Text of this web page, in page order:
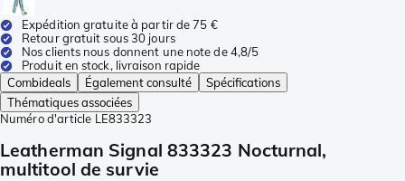
Expédition gratuite à partir de 75 €
Retour gratuit sous 30 jours
Nos clients nous donnent une note de 4,8/5
Produit en stock, livraison rapide
Combideals
Également consulté
Spécifications
Thématiques associées
Numéro d'article LE833323
Leatherman Signal 833323 Nocturnal,
multitool de survie